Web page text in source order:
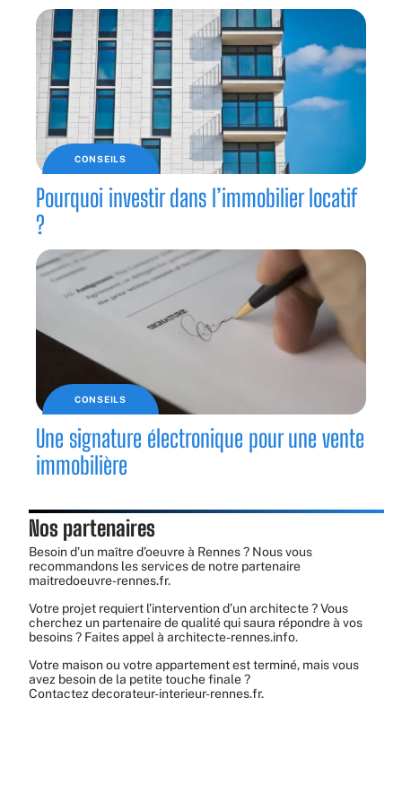
CONSEILS
Pourquoi investir dans l’immobilier locatif
?
CONSEILS
Une signature électronique pour une vente
immobilière
Nos partenaires
Besoin d’un maître d’oeuvre à Rennes ? Nous vous
recommandons les services de notre partenaire
maitredoeuvre-rennes.fr.
Votre projet requiert l’intervention d’un architecte ? Vous
cherchez un partenaire de qualité qui saura répondre à vos
besoins ? Faites appel à architecte-rennes.info.
Votre maison ou votre appartement est terminé, mais vous
avez besoin de la petite touche finale ?
Contactez decorateur-interieur-rennes.fr.